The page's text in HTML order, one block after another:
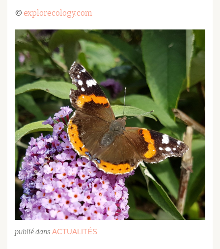
© explorecology.com
publié dans ACTUALITÉS